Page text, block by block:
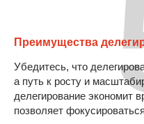
Преимущества
Убедитесь, что
а путь к росту и
делегирование экономит
позволяет